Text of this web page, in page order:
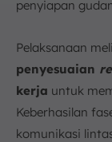
penyiapan
Pelaksanaan
penyesuaian
kerja untuk
Keberhasilan
komunikasi